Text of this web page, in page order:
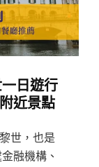
一日遊行
近景點
世，也是
融機構、